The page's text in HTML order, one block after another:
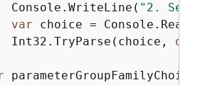
Console.WriteLine(
"2.
var choice =
Int32.TryParse(choice,
out